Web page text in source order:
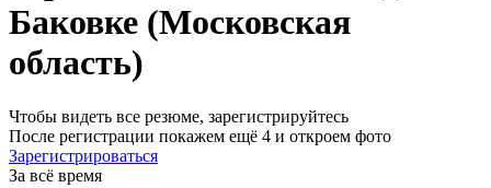
Баковке (Московская
область)
Чтобы видеть все резюме, зарегистрируйтесь
После регистрации покажем ещё 4 и откроем фото
Зарегистрироваться
За всё время